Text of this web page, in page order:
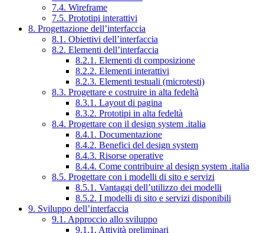
7.4. Wireframe
7.5. Prototipi interattivi
8. Progettazione dell’interfaccia
8.1. Obiettivi dell’interfaccia
8.2. Elementi dell’interfaccia
8.2.1. Elementi di composizione
8.2.2. Elementi interattivi
8.2.3. Elementi testuali (microtesti)
8.3. Progettare e costruire in alta fedeltà
8.3.1. Layout di pagina
8.3.2. Prototipi in alta fedeltà
8.4. Progettare con il design system .italia
8.4.1. Documentazione
8.4.2. Benefici del design system
8.4.3. Risorse operative
8.4.4. Come contribuire al design system .italia
8.5. Progettare con i modelli di sito e servizi
8.5.1. Vantaggi dell’utilizzo dei modelli
8.5.2. I modelli di sito e servizi disponibili
9. Sviluppo dell’interfaccia
9.1. Approccio allo sviluppo
9.1.1. Attività preliminari